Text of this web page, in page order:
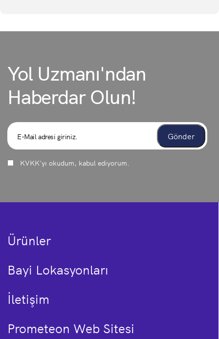
Yol Uzmanı'ndan
Haberdar Olun!
KVKK'yı okudum, kabul ediyorum.
Ürünler
Bayi Lokasyonları
İletişim
Prometeon Web Sitesi